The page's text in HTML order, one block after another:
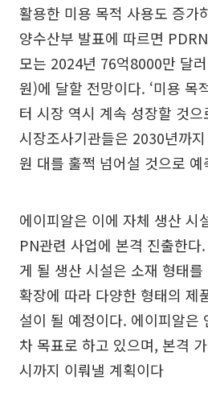
활용한 미용 목적 사용도 증가
양수산부 발표에 따르면
모는 2024년 76억8000만 달
원)에 달할 전망이다. ‘미용 목
터 시장 역시 계속 성장할 것
시장조사기관들은 2030년까
원 대를 훌쩍 넘어설 것으로 예
에이피알은 이에 자체 생산 시
PN관련 사업에 본격 진출한
게 될 생산 시설은 소재 형태
확장에 따라 다양한 형태의 제
설이 될 예정이다. 에이피알은
차 목표로 하고 있으며, 본격
시까지 이뤄낼 계획이다